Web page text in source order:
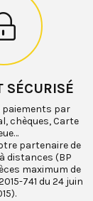
SÉCURISÉ
paiements par
chèques, Carte
partenaire de
distances (BP
maximum de
741 du 24 juin